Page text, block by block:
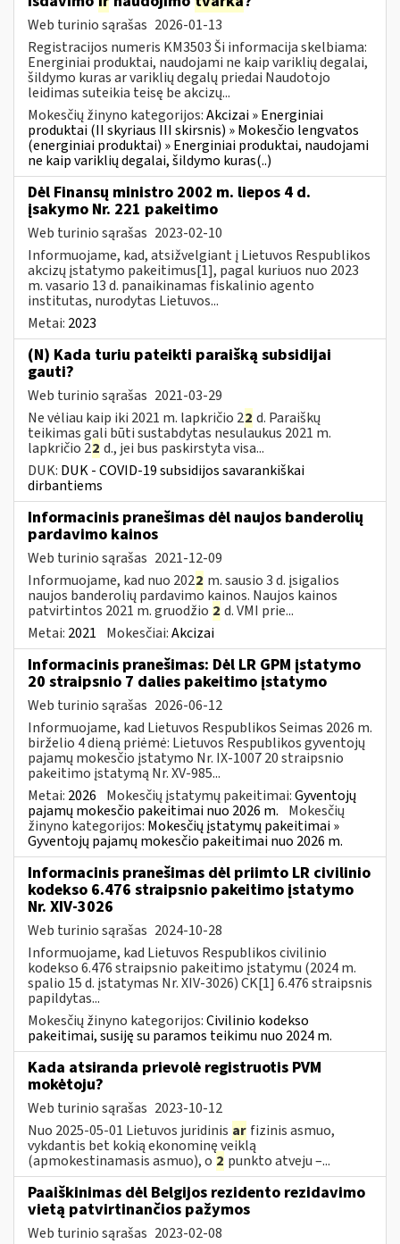
Web turinio sąrašas 2026-01-13
Registracijos numeris KM3503 Ši informacija skelbiama:
Energiniai produktai, naudojami ne kaip variklių degalai,
šildymo kuras ar variklių degalų priedai Naudotojo
leidimas suteikia teisę be akcizų...
Mokesčių žinyno kategorijos:Akcizai » Energiniai
produktai (II skyriaus III skirsnis) » Mokesčio lengvatos
(energiniai produktai) » Energiniai produktai, naudojami
ne kaip variklių degalai, šildymo kuras(..)
Dėl Finansų ministro 2002 m. liepos 4 d.
įsakymo Nr. 221 pakeitimo
Web turinio sąrašas 2023-02-10
Informuojame, kad, atsižvelgiant į Lietuvos Respublikos
akcizų įstatymo pakeitimus[1], pagal kuriuos nuo 2023
m. vasario 13 d. panaikinamas fiskalinio agento
institutas, nurodytas Lietuvos...
Metai: 2023
(N) Kada turiu pateikti paraišką subsidijai
gauti?
Web turinio sąrašas 2021-03-29
Ne vėliau kaip iki 2021 m. lapkričio 22 d. Paraiškų
teikimas gali būti sustabdytas nesulaukus 2021 m.
lapkričio 22 d., jei bus paskirstyta visa...
DUK: DUK - COVID-19 subsidijos savarankiškai
dirbantiems
Informacinis pranešimas dėl naujos banderolių
pardavimo kainos
Web turinio sąrašas 2021-12-09
Informuojame, kad nuo 2022 m. sausio 3 d. įsigalios
naujos banderolių pardavimo kainos. Naujos kainos
patvirtintos 2021 m. gruodžio 2 d. VMI prie...
Metai: 2021 Mokesčiai:Akcizai
Informacinis pranešimas: Dėl LR GPM įstatymo
20 straipsnio 7 dalies pakeitimo įstatymo
Web turinio sąrašas 2026-06-12
Informuojame, kad Lietuvos Respublikos Seimas 2026 m.
birželio 4 dieną priėmė: Lietuvos Respublikos gyventojų
pajamų mokesčio įstatymo Nr. IX-1007 20 straipsnio
pakeitimo įstatymą Nr. XV-985...
Metai: 2026 Mokesčių įstatymų pakeitimai:Gyventojų
pajamų mokesčio pakeitimai nuo 2026 m. Mokesčių
žinyno kategorijos: Mokesčių įstatymų pakeitimai »
Gyventojų pajamų mokesčio pakeitimai nuo 2026 m.
Informacinis pranešimas dėl priimto LR civilinio
kodekso 6.476 straipsnio pakeitimo įstatymo
Nr. XIV-3026
Web turinio sąrašas 2024-10-28
Informuojame, kad Lietuvos Respublikos civilinio
kodekso 6.476 straipsnio pakeitimo įstatymu (2024 m.
spalio 15 d. įstatymas Nr. XIV-3026) CK[1] 6.476 straipsnis
papildytas...
Mokesčių žinyno kategorijos:Civilinio kodekso
pakeitimai, susiję su paramos teikimu nuo 2024 m.
Kada atsiranda prievolė registruotis PVM
mokėtoju?
Web turinio sąrašas 2023-10-12
Nuo 2025-05-01 Lietuvos juridinis ar fizinis asmuo,
vykdantis bet kokią ekonominę veiklą
(apmokestinamasis asmuo), o 2 punkto atveju –...
Paaiškinimas dėl Belgijos rezidento rezidavimo
vietą patvirtinančios pažymos
Web turinio sąrašas 2023-02-08